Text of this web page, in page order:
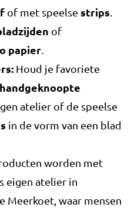
of met speelse strips
of
papier.
Houd je favoriete
handgeknoopte
atelier of de speelse
in de vorm van een blad
worden met
eigen atelier in
Meerkoet, waar mensen